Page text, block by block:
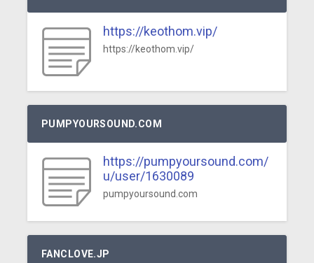
https://keothom.vip/
https://keothom.vip/
PUMPYOURSOUND.COM
https://pumpyoursound.com/
u/user/1630089
pumpyoursound.com
FANCLOVE.JP